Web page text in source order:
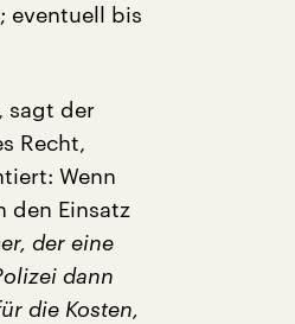
eventuell bis
sagt der
Recht,
Wenn
den Einsatz
der eine
dann
die Kosten,